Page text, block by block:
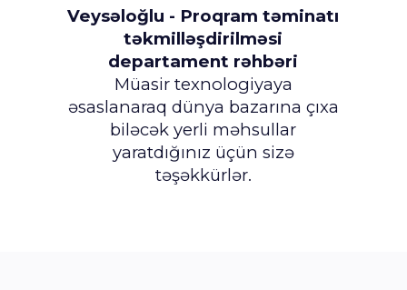
Veysəloğlu - Proqram təminatı
təkmilləşdirilməsi
departament rəhbəri
Müasir texnologiyaya
əsaslanaraq dünya bazarına çıxa
biləcək yerli məhsullar
yaratdığınız üçün sizə
təşəkkürlər.